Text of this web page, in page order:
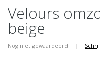
Velours
beige
Nog niet gewaardeerd |